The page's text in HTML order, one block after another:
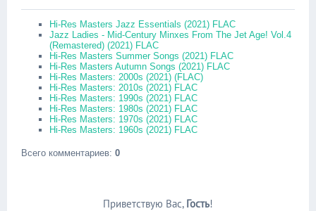
Hi-Res Masters Jazz Essentials (2021) FLAC
Jazz Ladies - Mid-Century Minxes From The Jet Age! Vol.4
(Remastered) (2021) FLAC
Hi-Res Masters Summer Songs (2021) FLAC
Hi-Res Masters Autumn Songs (2021) FLAC
Hi-Res Masters: 2000s (2021) (FLAC)
Hi-Res Masters: 2010s (2021) FLAC
Hi-Res Masters: 1990s (2021) FLAC
Hi-Res Masters: 1980s (2021) FLAC
Hi-Res Masters: 1970s (2021) FLAC
Hi-Res Masters: 1960s (2021) FLAC
Всего комментариев: 0
Приветствую Вас, Гость!